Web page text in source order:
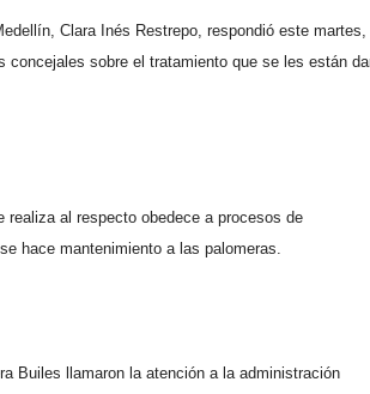
Clara Inés Restrepo, respondió este martes,
concejales sobre el tratamiento que se les están
realiza al respecto obedece a procesos de
hace mantenimiento a las palomeras.
Builes llamaron la atención a la administración